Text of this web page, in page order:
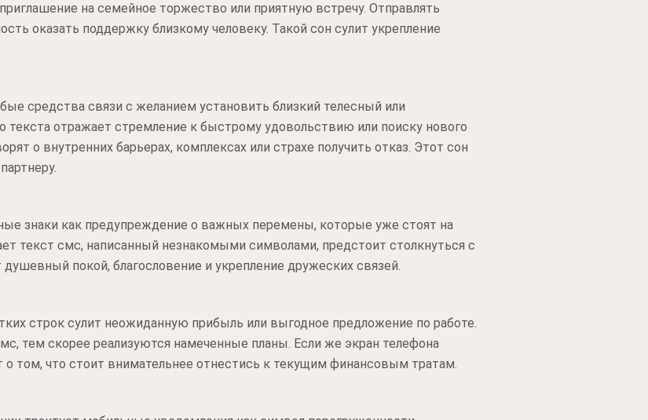
на семейное торжество или приятную встречу. Отправлять
оказать поддержку близкому человеку. Такой сон сулит укрепление
средства связи с желанием установить близкий телесный или
текста отражает стремление к быстрому удовольствию или поиску нового
о внутренних барьерах, комплексах или страхе получить отказ. Этот сон
знаки как предупреждение о важных перемены, которые уже стоят на
текст смс, написанный незнакомыми символами, предстоит столкнуться с
покой, благословение и укрепление дружеских связей.
строк сулит неожиданную прибыль или выгодное предложение по работе.
тем скорее реализуются намеченные планы. Если же экран телефона
о том, что стоит внимательнее отнестись к текущим финансовым тратам.